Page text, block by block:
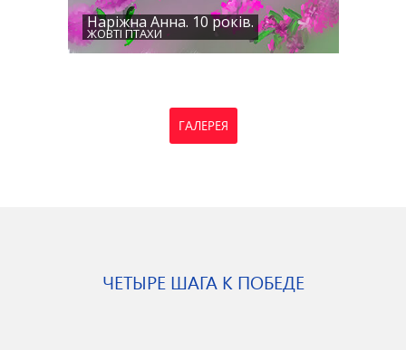
Наріжна Анна. 10 років.
ЖОВТІ ПТАХИ
ГАЛЕРЕЯ
ЧЕТЫРЕ ШАГА К ПОБЕДЕ